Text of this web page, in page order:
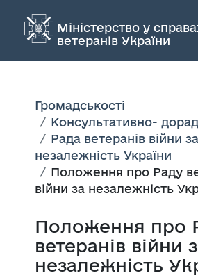
Міністерство у
ветеранів України
Громадськості
Консультативно-
Рада ветеранів війни за
незалежність України
Положення про Раду
війни за незалежність
Положення про
ветеранів війни
незалежність